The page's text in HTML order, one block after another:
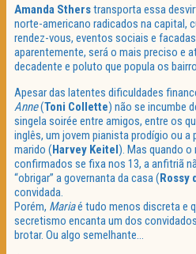
Amanda Stherstransporta essa
norte-americano radicados na capital,
rendez-vous, eventos sociais e
aparentemente, será o mais preciso e
decadente e poluto que popula os
Apesar das latentes dificuldades
Anne(Toni Collette) não se incumbe
singela soirée entre amigos, entre os
inglês, um jovem pianista prodígio ou
marido (Harvey Keitel). Mas quando o
confirmados se fixa nos 13, a anfitriã
“obrigar” a governanta da casa (Rossy
convidada.
Porém, Mariaé tudo menos discreta e
secretismo encanta um dos
brotar. Ou algo semelhante…